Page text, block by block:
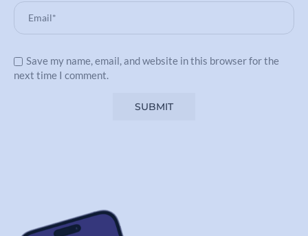
Save my name, email, and website in this browser for the
next time I comment.